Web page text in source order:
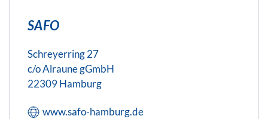
SAFO
Schreyerring 27
c/o Alraune gGmbH
22309 Hamburg
www.safo-hamburg.de